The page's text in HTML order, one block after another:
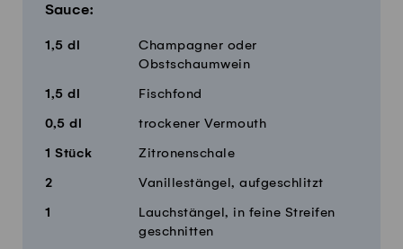
Sauce:
1,5 dl
Champagner oder
Obstschaumwein
1,5 dl Fischfond
0,5 dl trockener Vermouth
1 Stück Zitronenschale
2 Vanillestängel, aufgeschlitzt
1
Lauchstängel, in feine Streifen
geschnitten